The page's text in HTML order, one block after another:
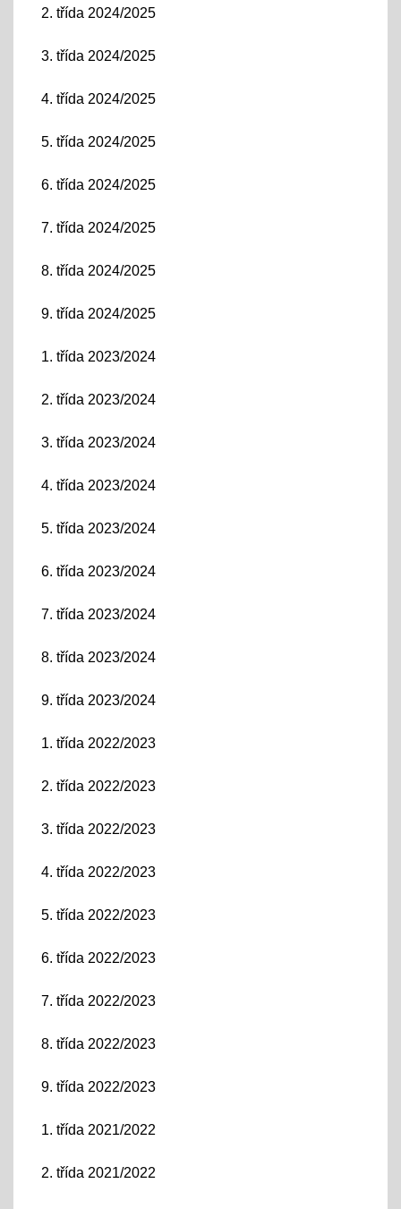
2. třída 2024/2025
3. třída 2024/2025
4. třída 2024/2025
5. třída 2024/2025
6. třída 2024/2025
7. třída 2024/2025
8. třída 2024/2025
9. třída 2024/2025
1. třída 2023/2024
2. třída 2023/2024
3. třída 2023/2024
4. třída 2023/2024
5. třída 2023/2024
6. třída 2023/2024
7. třída 2023/2024
8. třída 2023/2024
9. třída 2023/2024
1. třída 2022/2023
2. třída 2022/2023
3. třída 2022/2023
4. třída 2022/2023
5. třída 2022/2023
6. třída 2022/2023
7. třída 2022/2023
8. třída 2022/2023
9. třída 2022/2023
1. třída 2021/2022
2. třída 2021/2022